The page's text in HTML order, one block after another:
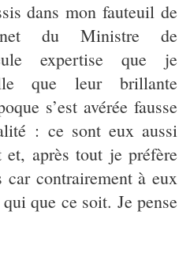
dans mon fauteuil de
du Ministre de
expertise que je
que leur brillante
s’est avérée fausse
: ce sont eux aussi
et, après tout je préfère
car contrairement à eux
que ce soit. Je pense